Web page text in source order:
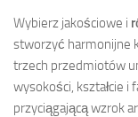
Wybierz jakościowe i
stworzyć harmonijne
trzech przedmiotów
wysokości, kształcie
przyciągającą wzrok